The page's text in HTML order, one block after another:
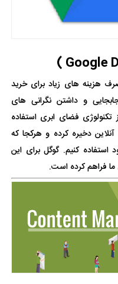
هزینه های زیاد برای خرید
و داشتن نگرانی های
فضای ابری استفاده
دخیره کرده و هرکجا که
استفاده کنیم. گوگل برای این
ما فراهم کرده است.